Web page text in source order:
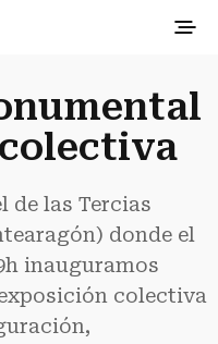
de las Tercias
donde el
inauguramos
colectiva